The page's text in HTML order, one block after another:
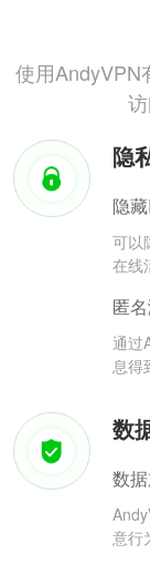
使用AndyVPN
隐
隐
可以
在线
匿
通过
息得
数
数
意行